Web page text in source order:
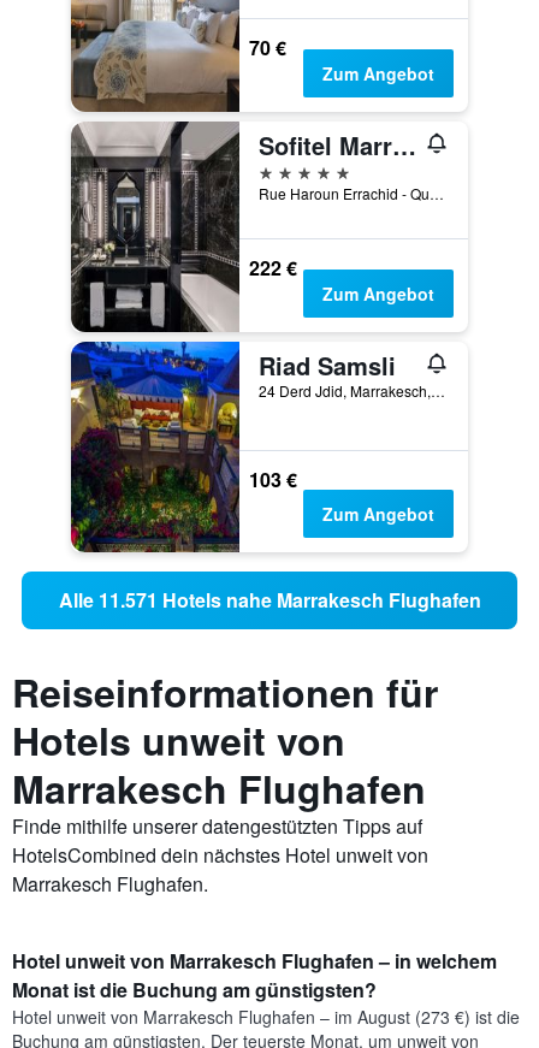
70 €
Zum Angebot
Sofitel Marrakech Lounge & Spa
5 Sterne
Rue Haroun Errachid - Quartier Hivernage, Marrakesch, Marokko
222 €
Zum Angebot
Riad Samsli
24 Derd Jdid, Marrakesch, Marokko
103 €
Zum Angebot
Alle 11.571 Hotels nahe Marrakesch Flughafen
Reiseinformationen für
Hotels unweit von
Marrakesch Flughafen
Finde mithilfe unserer datengestützten Tipps auf
HotelsCombined dein nächstes Hotel unweit von
Marrakesch Flughafen.
Hotel unweit von Marrakesch Flughafen – in welchem
Monat ist die Buchung am günstigsten?
Hotel unweit von Marrakesch Flughafen – im August (273 €) ist die
Buchung am günstigsten. Der teuerste Monat, um unweit von